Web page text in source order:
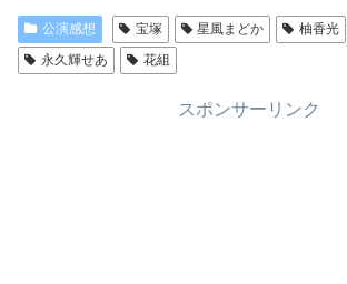
公演感想 宝塚 星風まどか 柚香光
永久輝せあ
花組
スポンサーリンク